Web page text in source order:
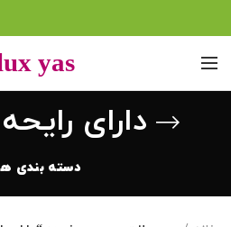
دارای
دسته بندی